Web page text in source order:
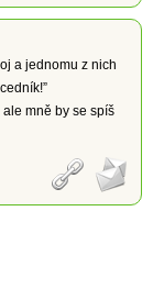
a jednomu z nich
mně by se spíš